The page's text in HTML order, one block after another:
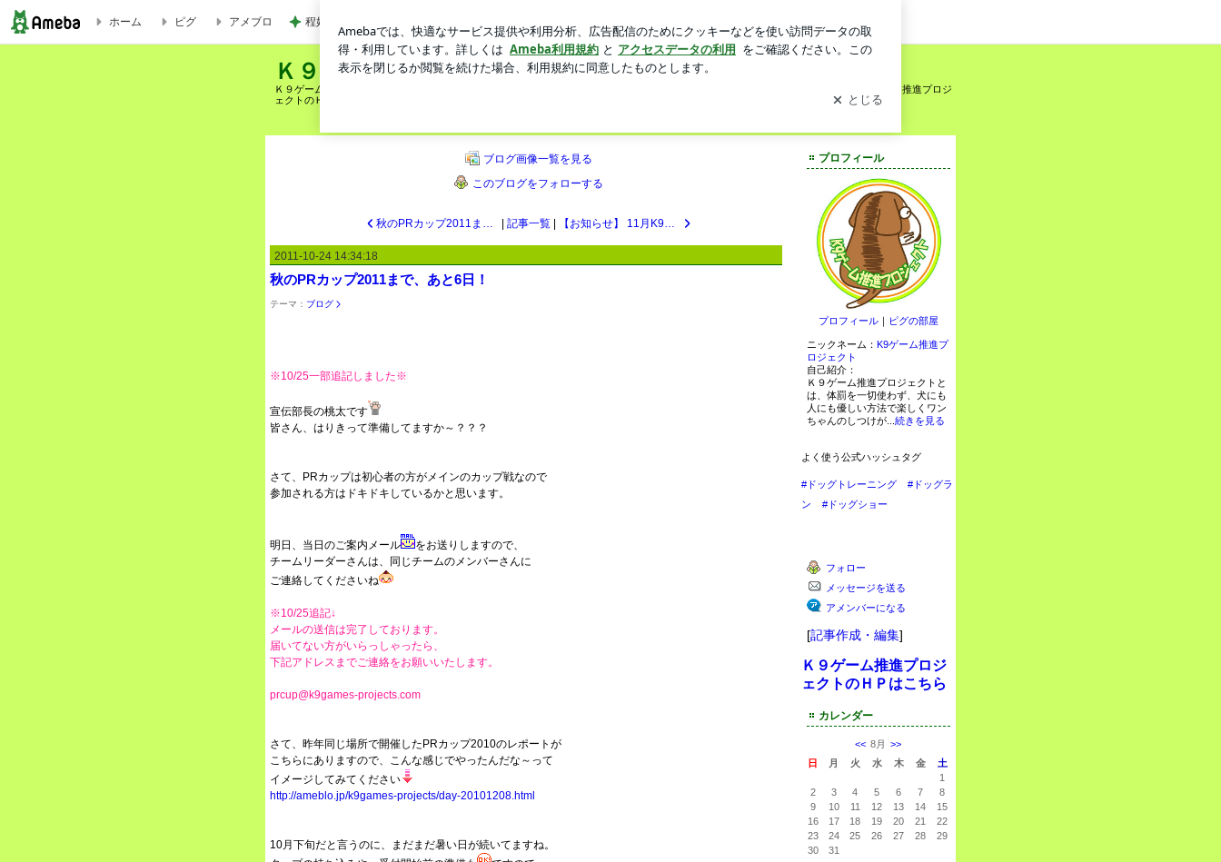
秋のPRカップ2011まで、あと6日！ | Ｋ９ゲーム推進プロジェクトのブログ
ホーム ピグ アメブロ 程好い華やかな甘さのメロンパン
Ｋ９ゲーム推進プロジェクトのブログ
Ｋ９ゲーム推進プロジェクトによるイベントのお知らせや、イベントレポート、宣伝部長からの一言など、お伝えしていきます♪ Ｋ９ゲーム推進プロジ
ェクトのＨＰも完成しました！→ http://www.k9games-projects.com/
プロフィール
プロフィール ｜ ピグの部屋
ニックネーム： K9ゲーム推進プ
ロジェクト
自己紹介：
Ｋ９ゲーム推進プロジェクトと
は、体罰を一切使わず、犬にも
人にも優しい方法で楽しくワン
ちゃんのしつけが... 続きを見る
よく使う公式ハッシュタグ
#ドッグトレーニング
#ドッグラ
ン
#ドッグショー
フォロー
メッセージを送る
アメンバーになる
[記事作成・編集]
Ｋ９ゲーム推進プロジ
ェクトのＨＰはこちら
カレンダー
<< 8月 >>
日
月 火 水 木 金
土
1
2
3 4 5 6 7
8
9
10 11 12 13 14
15
16
17 18 19 20 21
22
23
24 25 26 27 28
29
30
31
ブログ画像一覧を見る
このブログをフォローする
秋のPRカップ2011まで、あと5日！ 記事一覧 【お知らせ】 11月K9ゲームレッスン＠Andy Cafe（世田谷区）
2011-10-24 14:34:18
秋のPRカップ2011まで、あと6日！
テーマ： ブログ
※10/25一部追記しました※
宣伝部長の桃太です
皆さん、はりきって準備してますか～？？？
さて、PRカップは初心者の方がメインのカップ戦なので
参加される方はドキドキしているかと思います。
明日、当日のご案内メール
をお送りしますので、
チームリーダーさんは、同じチームのメンバーさんに
ご連絡してくださいね
※10/25追記↓
メールの送信は完了しております。
届いてない方がいらっしゃったら、
下記アドレスまでご連絡をお願いいたします。
prcup@k9games-projects.com
さて、昨年同じ場所で開催したPRカップ2010のレポートが
こちらにありますので、こんな感じでやったんだな～って
イメージしてみてください
http://ameblo.jp/k9games-projects/day-20101208.html
10月下旬だと言うのに、まだまだ暑い日が続いてますね。